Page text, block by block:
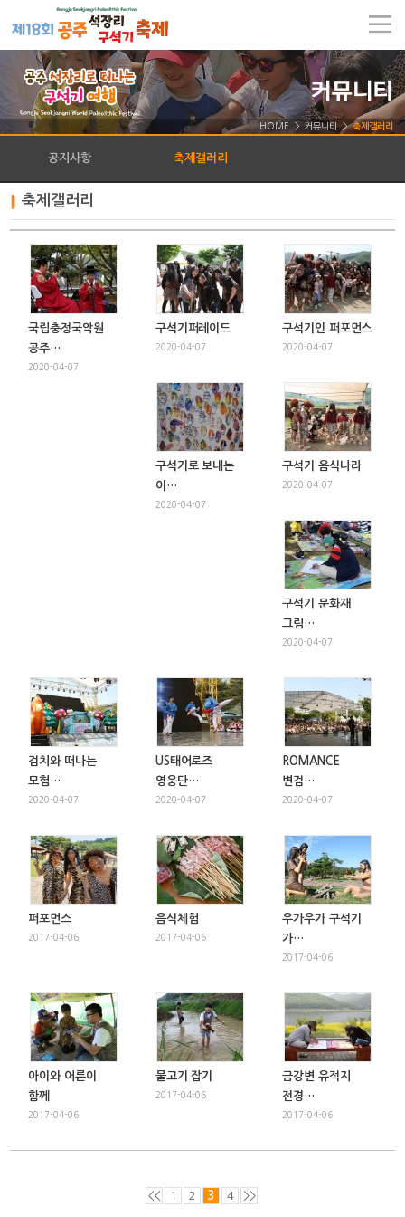
HOME > 커뮤니티 >축제갤러리
공지사항 축제갤러리
축제갤러리
국립충정국악원
공주…
2020-04-07
구석기퍼레이드
2020-04-07
구석기인 퍼포먼스
2020-04-07
구석기로 보내는
이…
2020-04-07
구석기 음식나라
2020-04-07
구석기 문화재
그림…
2020-04-07
검치와 떠나는
모험…
2020-04-07
US태어로즈
영웅단…
2020-04-07
ROMANCE
변검…
2020-04-07
퍼포먼스
2017-04-06
음식체험
2017-04-06
우가우가 구석기
가…
2017-04-06
아이와 어른이
함께
2017-04-06
물고기 잡기
2017-04-06
금강변 유적지
전경…
2017-04-06
<< 1 2 3 4 >>